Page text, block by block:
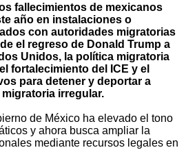
fallecimientos de mexicanos
año en instalaciones o
con autoridades migratorias
el regreso de Donald Trump a
Unidos, la política migratoria
fortalecimiento del ICE y el
para detener y deportar a
irregular.
de México ha elevado el tono
y ahora busca ampliar la
mediante recursos legales en